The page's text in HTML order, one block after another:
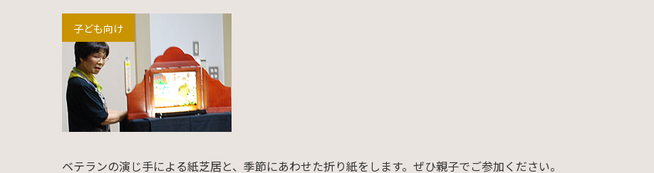
子ども向け
ベテランの演じ手による紙芝居と、季節にあわせた折り紙をします。ぜひ親子でご参加ください。